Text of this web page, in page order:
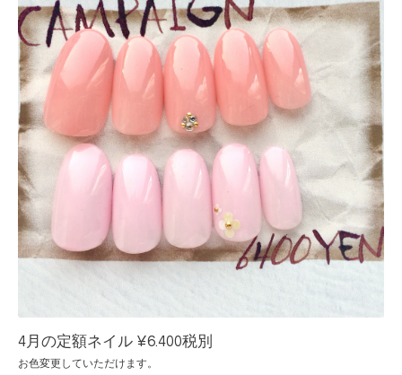
4月の定額ネイル ¥6.400税別
お色変更していただけます。